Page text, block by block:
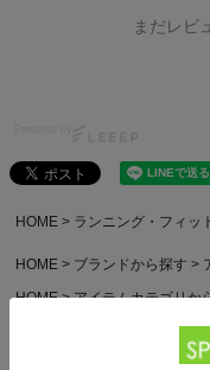
まだレビ
HOME ランニング・フィッ
HOME ブランドから探す
HOME
アイテムカテゴリか
他のお客様はこちら